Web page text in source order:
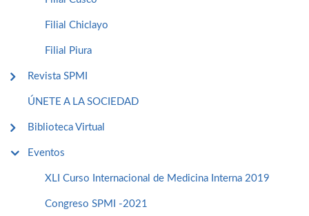
Filial Chiclayo
Filial Piura
Revista SPMI
ÚNETE A LA SOCIEDAD
Biblioteca Virtual
Eventos
XLI Curso Internacional de Medicina Interna 2019
Congreso SPMI -2021